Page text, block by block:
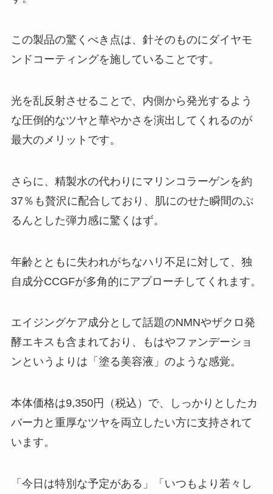
この製品の驚くべき点は、針そのものにダイヤモ
ンドコーティングを施していることです。
光を乱反射させることで、内側から発光するよう
な圧倒的なツヤと華やかさを演出してくれるのが
最大のメリットです。
さらに、精製水の代わりにマリンコラーゲンを約
37％も贅沢に配合しており、肌にのせた瞬間のぷ
るんとした弾力感に驚くはず。
年齢とともに失われがちなハリ不足に対して、独
自成分CCGFが多角的にアプローチしてくれます。
エイジングケア成分として話題のNMNやザクロ発
酵エキスも含まれており、もはやファンデーショ
ンというよりは「塗る美容液」のような感覚。
本体価格は9,350円（税込）で、しっかりとしたカ
バー力と重厚なツヤを両立したい方に支持されて
います。
「今日は特別な予定がある」「いつもより若々し